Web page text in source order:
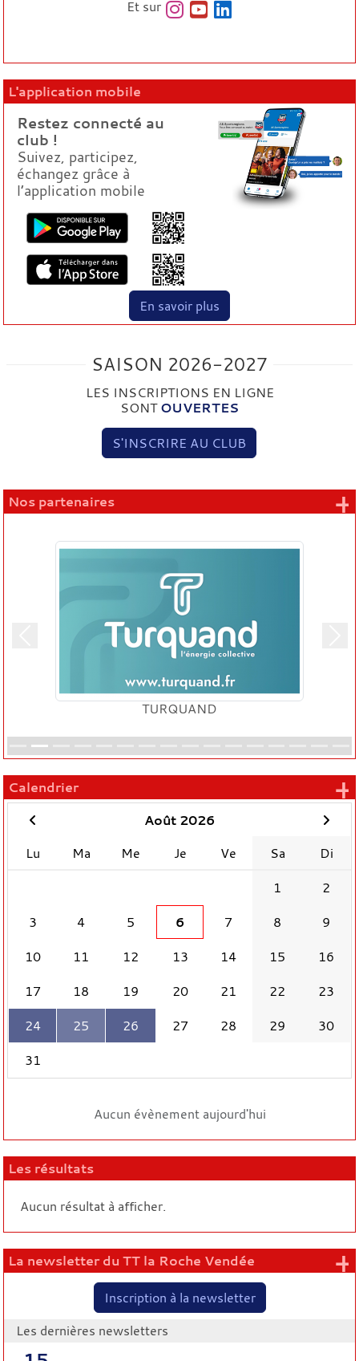
Et sur
L'application mobile
Restez connecté au
club !
Suivez, participez,
échangez grâce à
l’application mobile
En savoir plus
SAISON 2026-2027
LES INSCRIPTIONS EN LIGNE
SONTOUVERTES
S'INSCRIRE AU CLUB
Nos partenaires
TURQUAND
Calendrier
Août 2026
Lu
Ma Me Je Ve Sa
Di
1
2
3
4 5 6 7 8
9
10
11 12 13 14 15
16
17
18 19 20 21 22
23
24
25 26 27 28 29
30
31
Aucun évènement aujourd'hui
Les résultats
Aucun résultat à afficher.
La newsletter du TT la Roche Vendée
Inscription à la newsletter
Les dernières newsletters